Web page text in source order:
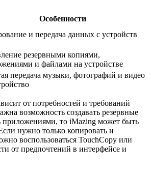
Особенности
и передача данных с устройств
резервными копиями,
и файлами на устройстве
передача музыки, фотографий и видео
от потребностей и требований
возможность создавать резервные
приложениями, то iMazing может быть
нужно только копировать и
воспользоваться TouchCopy или
от предпочтений в интерфейсе и